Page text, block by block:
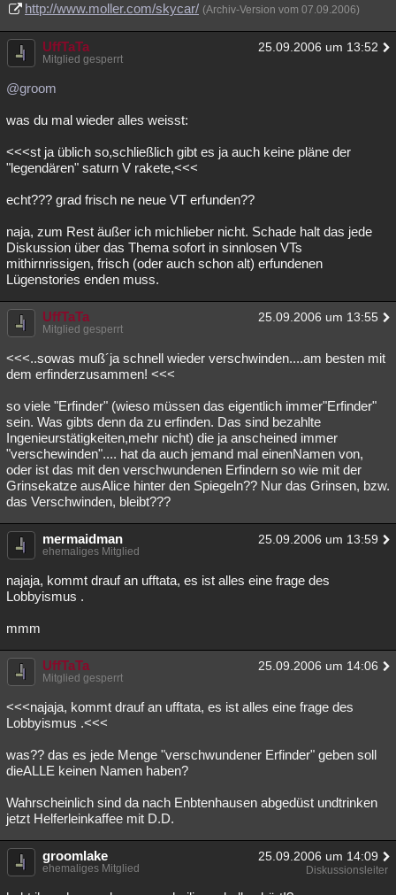
http://www.moller.com/skycar/ (Archiv-Version vom 07.09.2006)
UffTaTa 25.09.2006 um 13:52
Mitglied gesperrt
@groom
was du mal wieder alles weisst:
<<<st ja üblich so,schließlich gibt es ja auch keine pläne der
"legendären" saturn V rakete,<<<
echt??? grad frisch ne neue VT erfunden??
naja, zum Rest äußer ich michlieber nicht. Schade halt das jede
Diskussion über das Thema sofort in sinnlosen VTs
mithirnrissigen, frisch (oder auch schon alt) erfundenen
Lügenstories enden muss.
UffTaTa 25.09.2006 um 13:55
Mitglied gesperrt
<<<..sowas muß´ja schnell wieder verschwinden....am besten mit
dem erfinderzusammen! <<<
so viele "Erfinder" (wieso müssen das eigentlich immer"Erfinder"
sein. Was gibts denn da zu erfinden. Das sind bezahlte
Ingenieurstätigkeiten,mehr nicht) die ja anscheined immer
"verschewinden".... hat da auch jemand mal einenNamen von,
oder ist das mit den verschwundenen Erfindern so wie mit der
Grinsekatze ausAlice hinter den Spiegeln?? Nur das Grinsen, bzw.
das Verschwinden, bleibt???
mermaidman 25.09.2006 um 13:59
ehemaliges Mitglied
najaja, kommt drauf an ufftata, es ist alles eine frage des
Lobbyismus .
mmm
UffTaTa 25.09.2006 um 14:06
Mitglied gesperrt
<<<najaja, kommt drauf an ufftata, es ist alles eine frage des
Lobbyismus .<<<
was?? das es jede Menge "verschwundener Erfinder" geben soll
dieALLE keinen Namen haben?
Wahrscheinlich sind da nach Enbtenhausen abgedüst undtrinken
jetzt Helferleinkaffee mit D.D.
groomlake 25.09.2006 um 14:09
ehemaliges Mitglied Diskussionsleiter